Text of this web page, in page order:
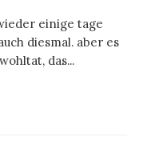
einige tage
diesmal. aber es
das...